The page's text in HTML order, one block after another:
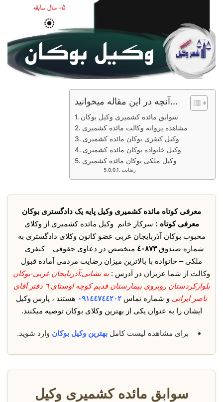
آنچه در این مقاله میخوانید...
سوابق مائده کشمیری وکیل بوکان
مشاهده پروانه وکالت مائده کشمیری
وکیل کیفری بوکان مائده کشمیری
وکیل خانواده بوکان مائده کشمیری
وکیل ملکی بوکان مائده کشمیری
رضایت
معرفی کوتاه مائده کشمیری وکیل پایه یک دادگستری بوکان
معرفی کوتاه : سرکار خانم وکیل مائده کشمیری از وکلای
محبوب بوکان آذربایجان غربی عضو کانون وکلای دادگستری به
شماره صندوق٤٠٨٧٣ متخصص در دعاوی حقوقی – کیفری –
ملکی – خانواده با بالاترین میزان رضایت مردمی آماده قبول
وکالت از شما عزیزان در آدرس : به نشانی:آذربایجان غربی-بوکان
بلوارکردستان روبروی بیمارستان قدیم کوچه اوستای ٦ دفتر آقای
ناصر ایرانی و شماره تماس ٠٩١٤٤٧٤٤٢٠٢ هستند ، پارس وکیل
ایشان را به عنوان یکی از بهترین وکلای بوکان توصیه میکنند.
برای مشاهده لیست کامل بهترین وکیل بوکان وارد شوید.
سوابق مائده کشمیری وکیل